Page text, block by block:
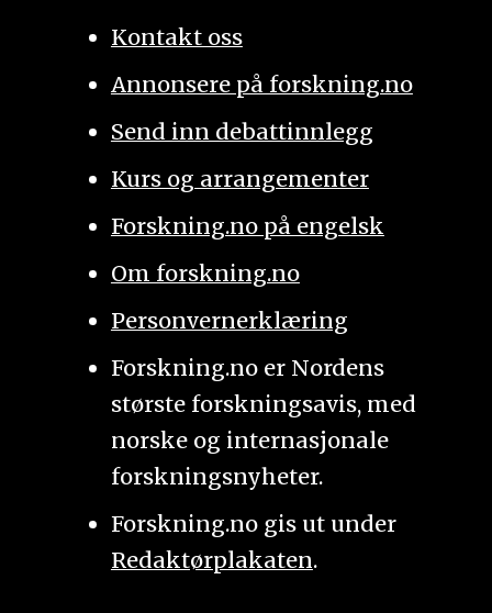
Kontakt oss
Annonsere på forskning.no
Send inn debattinnlegg
Kurs og arrangementer
Forskning.no på engelsk
Om forskning.no
Personvernerklæring
Forskning.no er Nordens
største forskningsavis, med
norske og internasjonale
forskningsnyheter.
Forskning.no gis ut under
Redaktørplakaten.